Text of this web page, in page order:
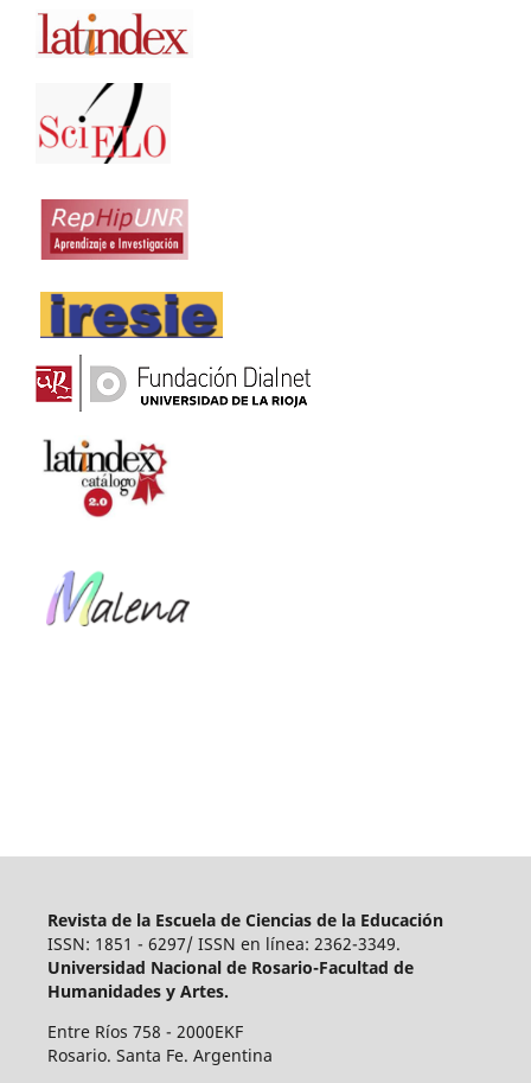
Revista de la Escuela de Ciencias de la Educación
ISSN: 1851 - 6297/ ISSN en línea: 2362-3349.
Universidad Nacional de Rosario-Facultad de
Humanidades y Artes.
Entre Ríos 758 - 2000EKF
Rosario. Santa Fe. Argentina